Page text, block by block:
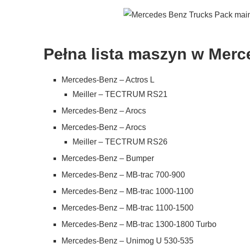
Pełna lista maszyn w
Mercedes-Benz – Actros L
Meiller – TECTRUM RS21
Mercedes-Benz – Arocs
Mercedes-Benz – Arocs
Meiller – TECTRUM RS26
Mercedes-Benz – Bumper
Mercedes-Benz – MB-trac 700-900
Mercedes-Benz – MB-trac 1000-1100
Mercedes-Benz – MB-trac 1100-1500
Mercedes-Benz – MB-trac 1300-1800 Turbo
Mercedes-Benz – Unimog U 530-535